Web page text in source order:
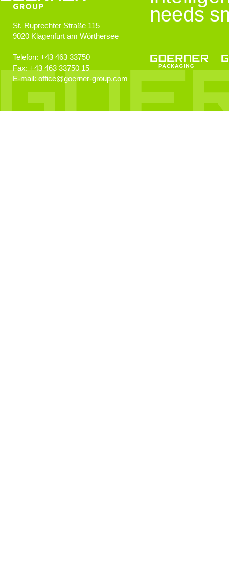
St. Ruprechter Straße 115
9020 Klagenfurt am Wörthersee
Telefon: +43 463 33750
Fax: +43 463 33750 15
E-mail: office@goerner-group.com
needs